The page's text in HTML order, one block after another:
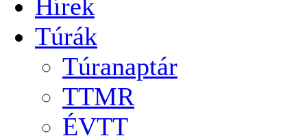
Hírek
Túrák
Túranaptár
TTMR
ÉVTT